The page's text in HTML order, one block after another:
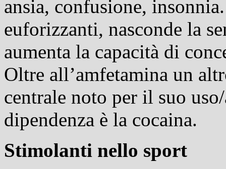
ansia, confusione,
euforizzanti, nasconde la
aumenta la capacità di
Oltre all’amfetamina un
centrale noto per il suo
dipendenza è la cocaina.
Stimolanti nello sport